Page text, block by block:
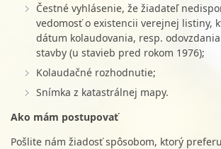
Čestné vyhlásenie, že žiadateľ
vedomosť o existencii verejnej listiny,
dátum kolaudovania, resp.
stavby (u stavieb pred rokom 1976);
Kolaudačné rozhodnutie;
Snímka z katastrálnej mapy.
Ako mám postupovať
Pošlite nám žiadosť spôsobom, ktorý